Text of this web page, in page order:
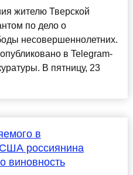
жителю Тверской
по дело о
несовершеннолетних.
в Telegram-
В пятницу, 23
в
США россиянина
виновность